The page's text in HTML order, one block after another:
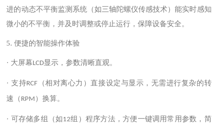
进的动态不平衡监测系统（如三轴陀螺仪传感技术）能实时感知
微小的不平衡，并及时调整或停止运行，保障设备安全。
5.便捷的智能操作体验
· 大屏幕LCD显示，参数清晰直观。
· 支持RCF （相对离心力）直接设定与显示，无需进行复杂的转
速（ RPM ）换算。
· 可存储多组（如12组）程序方法，方便一键调用常用参数，简